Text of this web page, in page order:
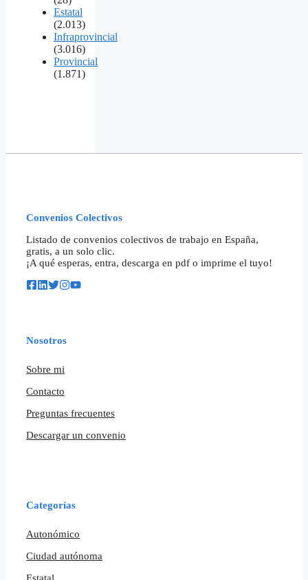
Estatal
(2.013)
Infraprovincial
(3.016)
Provincial
(1.871)
Convenios Colectivos
Listado de convenios colectivos de trabajo en España,
gratis, a un solo clic.
¡A qué esperas, entra, descarga en pdf o imprime el tuyo!
Nosotros
Sobre mi
Contacto
Preguntas frecuentes
Descargar un convenio
Categorías
Autonómico
Ciudad autónoma